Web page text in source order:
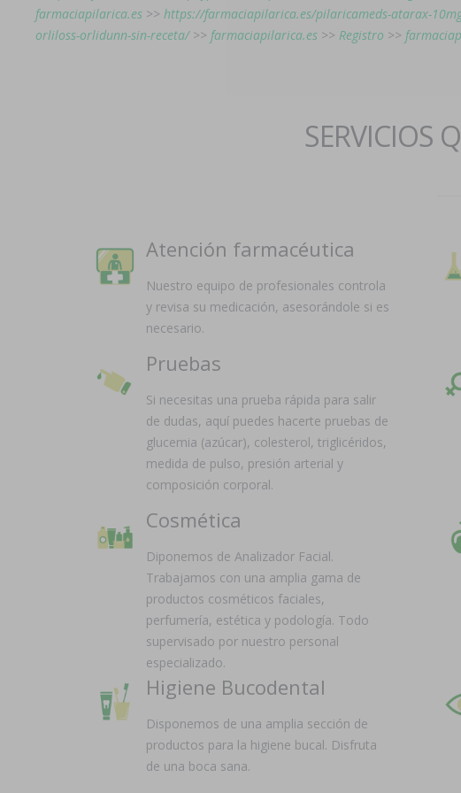
farmaciapilarica.es >> https://farmaciapilarica.es/pilaricameds-atarax-
orliloss-orlidunn-sin-receta/>> farmaciapilarica.es >> Registro >>
SERVICIOS
Atención farmacéutica
Nuestro equipo de profesionales controla
y revisa su medicación, asesorándole si es
necesario.
Pruebas
Si necesitas una prueba rápida para salir
de dudas, aquí puedes hacerte pruebas de
glucemia (azúcar), colesterol, triglicéridos,
medida de pulso, presión arterial y
composición corporal.
Cosmética
Diponemos de Analizador Facial.
Trabajamos con una amplia gama de
productos cosméticos faciales,
perfumería, estética y podología. Todo
supervisado por nuestro personal
especializado.
Higiene Bucodental
Disponemos de una amplia sección de
productos para la higiene bucal. Disfruta
de una boca sana.